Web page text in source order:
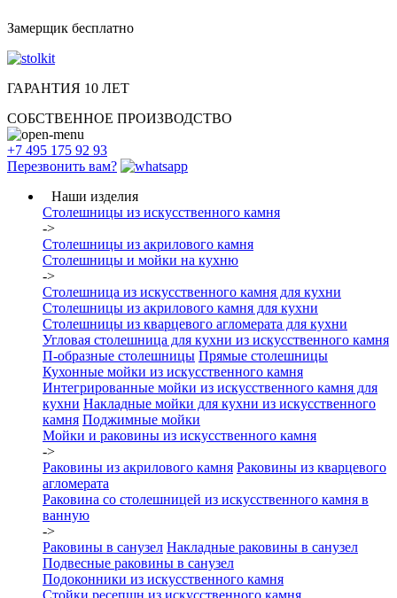
Замерщик бесплатно
ГАРАНТИЯ 10 ЛЕТ
СОБСТВЕННОЕ ПРОИЗВОДСТВО
+7 495 175 92 93
Перезвонить вам?
Наши изделия
Столешницы из искусcтвенного камня
->
Столешницы из акрилового камня
Столешницы и мойки на кухню
->
Столешница из искусственного камня для кухни
Столешницы из акрилового камня для кухни
Столешницы из кварцевого агломерата для кухни
Угловая столешница для кухни из искусственного камня
П-образные столешницы Прямые столешницы
Кухонные мойки из искусственного камня
Интегрированные мойки из искусственного камня для
кухни Накладные мойки для кухни из искусственного
камня Поджимные мойки
Мойки и раковины из искусственного камня
->
Раковины из акрилового камня Раковины из кварцевого
агломерата
Раковина со столешницей из искусственного камня в
ванную
->
Раковины в санузел Накладные раковины в санузел
Подвесные раковины в санузел
Подоконники из искусственного камня
Стойки ресепшн из искусственного камня